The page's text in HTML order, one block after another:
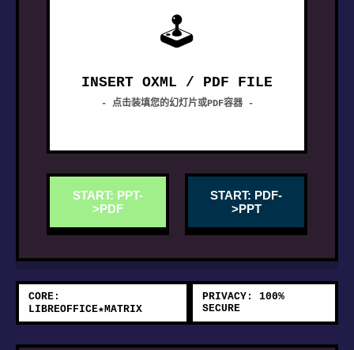
🕹
INSERT OXML / PDF FILE
- 点击装填您的幻灯片或PDF容器 -
START: PPT-
>PDF
START: PDF-
>PPT
CORE:
LIBREOFFICE★MATRIX
PRIVACY: 100%
SECURE